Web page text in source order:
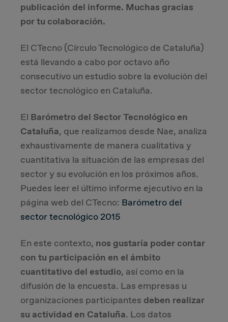
Due Diligence
Post Merger Integration
Market Strategy & Screening Analysis
Performance Transformation
publicación del informe. Muchas gracias
por tu colaboración.
El CTecno (Círculo Tecnológico de Cataluña)
está llevando a cabo por octavo año
consecutivo un estudio sobre la evolución del
sector tecnológico en Cataluña.
El Barómetro del Sector Tecnológico en
Cataluña, que realizamos desde Nae, analiza
exhaustivamente de manera cualitativa y
cuantitativa la situación de las empresas del
sector y su evolución en los próximos años.
Puedes leer el último informe ejecutivo en la
página web del CTecno: Barómetro del
sector tecnológico 2015
En este contexto, nos gustaría poder contar
con tu participación en el ámbito
cuantitativo del estudio, así como en la
difusión de la encuesta. Las empresas u
organizaciones participantes deben realizar
su actividad en Cataluña. Los datos